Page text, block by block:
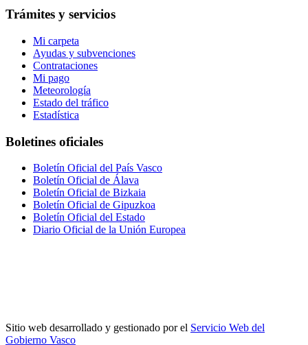
Trámites y servicios
Mi carpeta
Ayudas y subvenciones
Contrataciones
Mi pago
Meteorología
Estado del tráfico
Estadística
Boletines oficiales
Boletín Oficial del País Vasco
Boletín Oficial de Álava
Boletín Oficial de Bizkaia
Boletín Oficial de Gipuzkoa
Boletín Oficial del Estado
Diario Oficial de la Unión Europea
Sitio web desarrollado y gestionado por el Servicio Web del
Gobierno Vasco